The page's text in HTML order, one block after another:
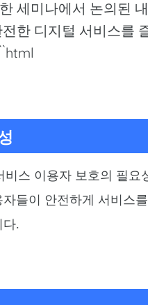
세미나에서 논의된
한 디지털 서비스를
스 이용자 보호의 필요
들이 안전하게 서비스
다.